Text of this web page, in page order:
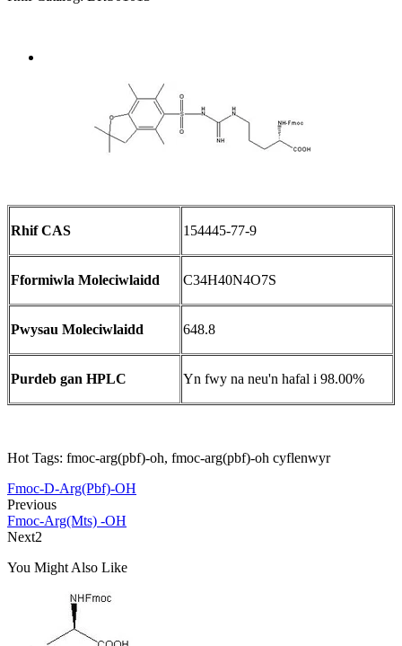
Rhif CAS 154445-77-9
Fformiwla Moleciwlaidd C34H40N4O7S
Pwysau Moleciwlaidd 648.8
Purdeb gan HPLC Yn fwy na neu'n hafal i 98.00%
Hot Tags: fmoc-arg(pbf)-oh, fmoc-arg(pbf)-oh cyflenwyr
Fmoc-D-Arg(Pbf)-OH
Previous
Fmoc-Arg(Mts) -OH
Next2
You Might Also Like